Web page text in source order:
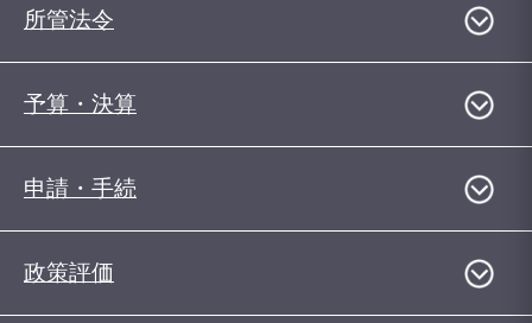
所管法令
予算・決算
申請・手続
政策評価